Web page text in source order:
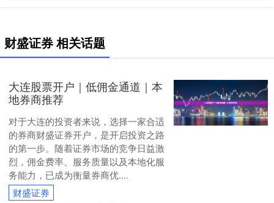
财盛证券 相关话题
大连股票开户｜低佣金通道｜本
地券商推荐
对于大连的投资者来说，选择一家合适
的券商财盛证券开户，是开启投资之路
的第一步。随着证券市场的竞争日益激
烈，佣金费率、服务质量以及本地化服
务能力，已成为衡量券商优....
财盛证券